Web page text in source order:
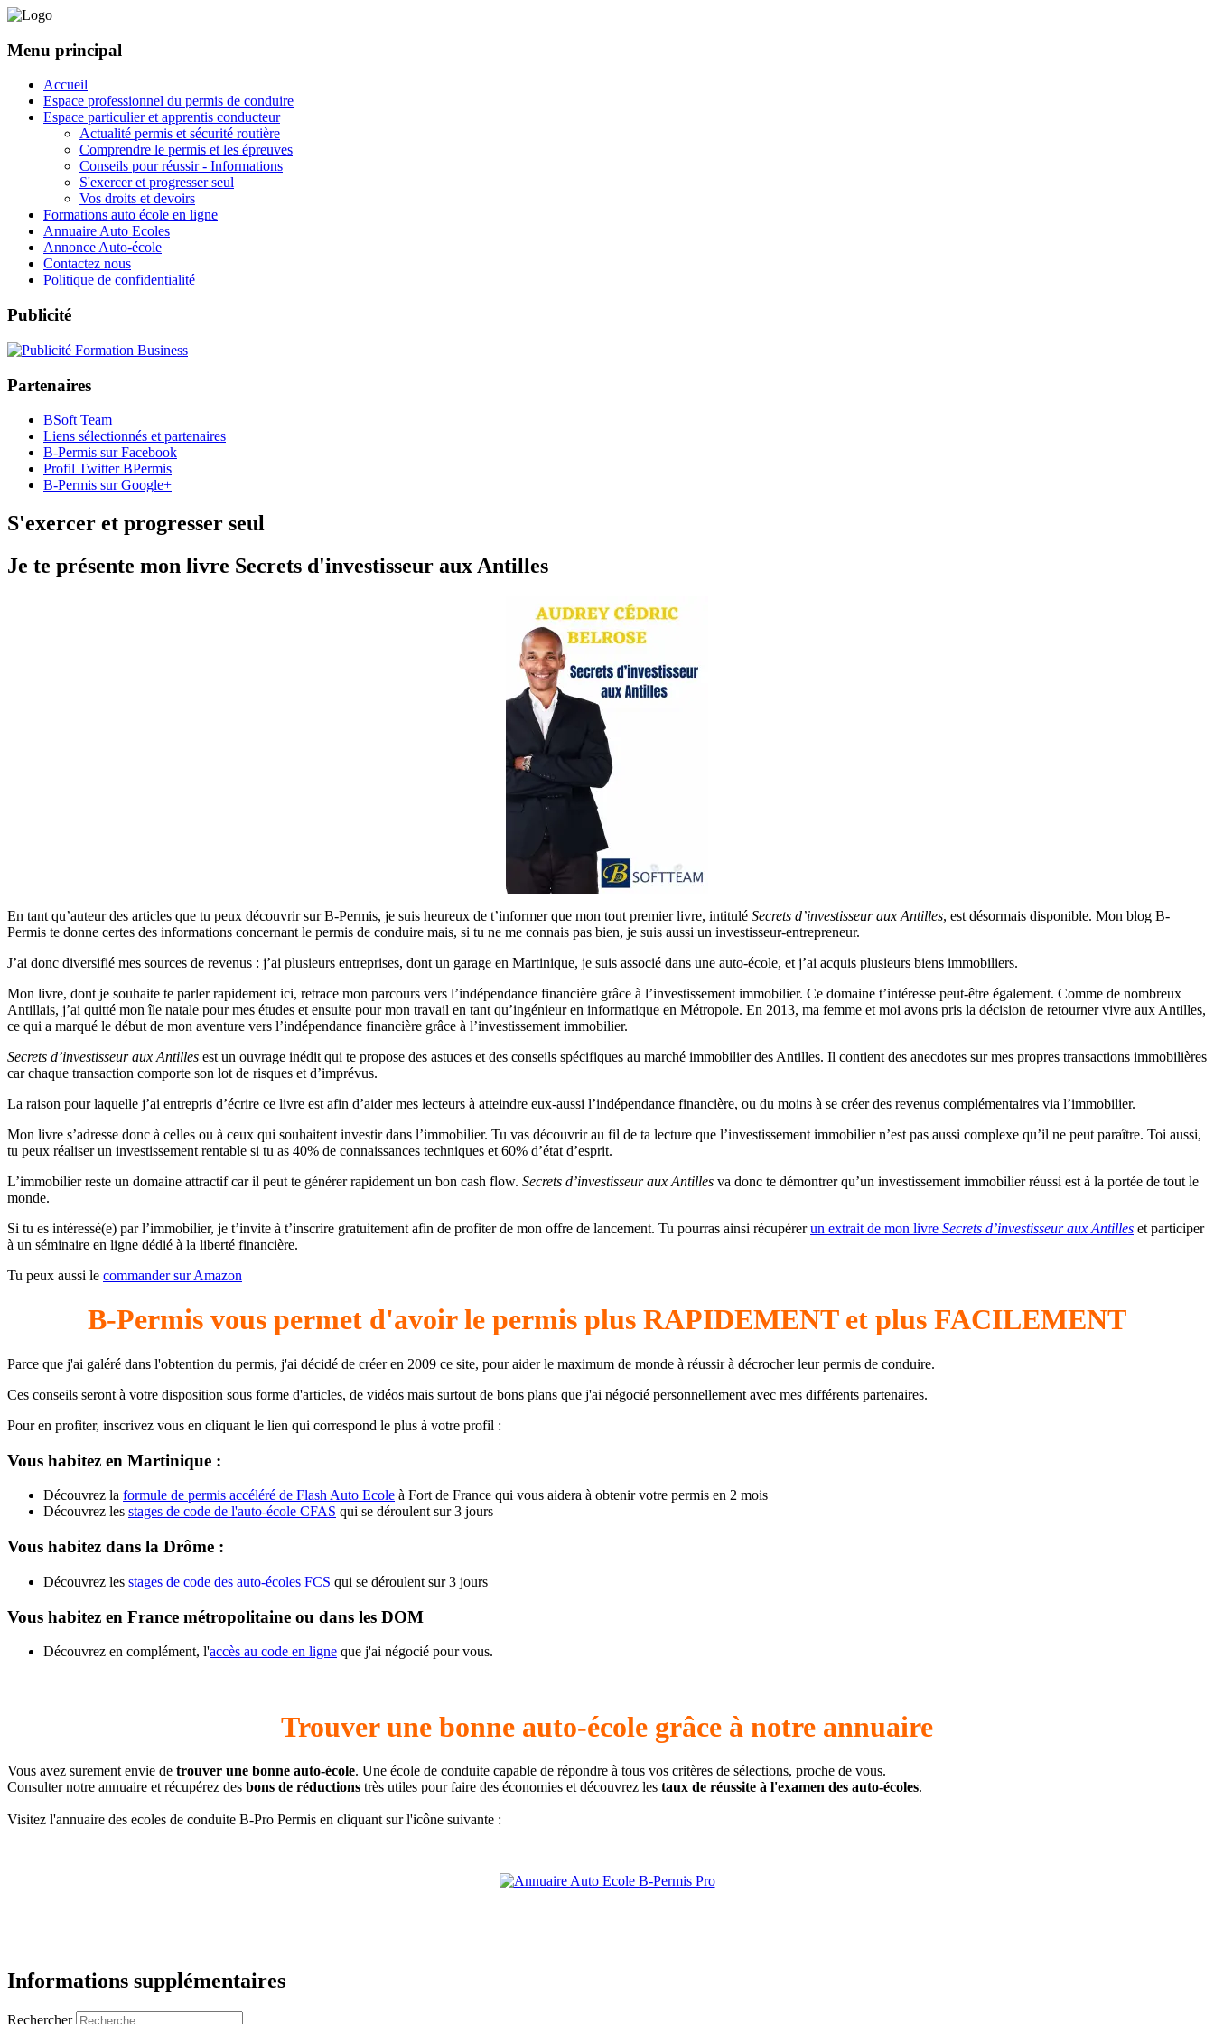
Menu principal
Accueil
Espace professionnel du permis de conduire
Espace particulier et apprentis conducteur
Actualité permis et sécurité routière
Comprendre le permis et les épreuves
Conseils pour réussir - Informations
S'exercer et progresser seul
Vos droits et devoirs
Formations auto école en ligne
Annuaire Auto Ecoles
Annonce Auto-école
Contactez nous
Politique de confidentialité
Publicité
Partenaires
BSoft Team
Liens sélectionnés et partenaires
B-Permis sur Facebook
Profil Twitter BPermis
B-Permis sur Google+
S'exercer et progresser seul
Je te présente mon livre Secrets d'investisseur aux Antilles
En tant qu’auteur des articles que tu peux découvrir sur B-Permis, je suis heureux de t’informer que mon tout premier livre, intitulé Secrets d’investisseur aux Antilles, est désormais disponible. Mon blog B-
Permis te donne certes des informations concernant le permis de conduire mais, si tu ne me connais pas bien, je suis aussi un investisseur-entrepreneur.
J’ai donc diversifié mes sources de revenus : j’ai plusieurs entreprises, dont un garage en Martinique, je suis associé dans une auto-école, et j’ai acquis plusieurs biens immobiliers.
Mon livre, dont je souhaite te parler rapidement ici, retrace mon parcours vers l’indépendance financière grâce à l’investissement immobilier. Ce domaine t’intéresse peut-être également. Comme de nombreux
Antillais, j’ai quitté mon île natale pour mes études et ensuite pour mon travail en tant qu’ingénieur en informatique en Métropole. En 2013, ma femme et moi avons pris la décision de retourner vivre aux Antilles,
ce qui a marqué le début de mon aventure vers l’indépendance financière grâce à l’investissement immobilier.
Secrets d’investisseur aux Antilles est un ouvrage inédit qui te propose des astuces et des conseils spécifiques au marché immobilier des Antilles. Il contient des anecdotes sur mes propres transactions immobilières
car chaque transaction comporte son lot de risques et d’imprévus.
La raison pour laquelle j’ai entrepris d’écrire ce livre est afin d’aider mes lecteurs à atteindre eux-aussi l’indépendance financière, ou du moins à se créer des revenus complémentaires via l’immobilier.
Mon livre s’adresse donc à celles ou à ceux qui souhaitent investir dans l’immobilier. Tu vas découvrir au fil de ta lecture que l’investissement immobilier n’est pas aussi complexe qu’il ne peut paraître. Toi aussi,
tu peux réaliser un investissement rentable si tu as 40% de connaissances techniques et 60% d’état d’esprit.
L’immobilier reste un domaine attractif car il peut te générer rapidement un bon cash flow. Secrets d’investisseur aux Antilles va donc te démontrer qu’un investissement immobilier réussi est à la portée de tout le
monde.
Si tu es intéressé(e) par l’immobilier, je t’invite à t’inscrire gratuitement afin de profiter de mon offre de lancement. Tu pourras ainsi récupérerun extrait de mon livre Secrets d’investisseur aux Antilles et participer
à un séminaire en ligne dédié à la liberté financière.
Tu peux aussi le commander sur Amazon
B-Permis vous permet d'avoir le permis plus RAPIDEMENT et plus FACILEMENT
Parce que j'ai galéré dans l'obtention du permis, j'ai décidé de créer en 2009 ce site, pour aider le maximum de monde à réussir à décrocher leur permis de conduire.
Ces conseils seront à votre disposition sous forme d'articles, de vidéos mais surtout de bons plans que j'ai négocié personnellement avec mes différents partenaires.
Pour en profiter, inscrivez vous en cliquant le lien qui correspond le plus à votre profil :
Vous habitez en Martinique :
Découvrez la formule de permis accéléré de Flash Auto Ecole à Fort de France qui vous aidera à obtenir votre permis en 2 mois
Découvrez les stages de code de l'auto-école CFAS qui se déroulent sur 3 jours
Vous habitez dans la Drôme :
Découvrez les stages de code des auto-écoles FCS qui se déroulent sur 3 jours
Vous habitez en France métropolitaine ou dans les DOM
Découvrez en complément, l'accès au code en ligne que j'ai négocié pour vous.
Trouver une bonne auto-école grâce à notre annuaire
Vous avez surement envie de trouver une bonne auto-école. Une école de conduite capable de répondre à tous vos critères de sélections, proche de vous.
Consulter notre annuaire et récupérez des bons de réductions très utiles pour faire des économies et découvrez les taux de réussite à l'examen des auto-écoles.
Visitez l'annuaire des ecoles de conduite B-Pro Permis en cliquant sur l'icône suivante :
Informations supplémentaires
Rechercher